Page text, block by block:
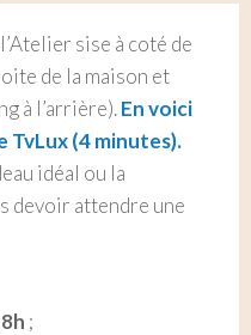
sise à coté de
de la maison et
à l’arrière).En voici
TvLux (4 minutes).
idéal ou la
devoir attendre une
;